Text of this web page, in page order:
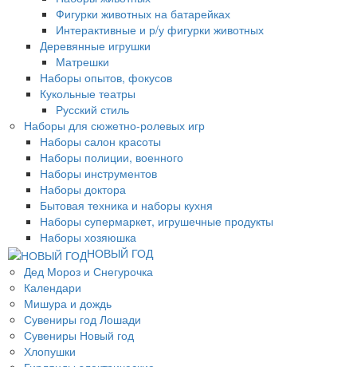
Фигурки животных на батарейках
Интерактивные и р/у фигурки животных
Деревянные игрушки
Матрешки
Наборы опытов, фокусов
Кукольные театры
Русский стиль
Наборы для сюжетно-ролевых игр
Наборы салон красоты
Наборы полиции, военного
Наборы инструментов
Наборы доктора
Бытовая техника и наборы кухня
Наборы супермаркет, игрушечные продукты
Наборы хозяюшка
НОВЫЙ ГОД
Дед Мороз и Снегурочка
Календари
Мишура и дождь
Сувениры год Лошади
Сувениры Новый год
Хлопушки